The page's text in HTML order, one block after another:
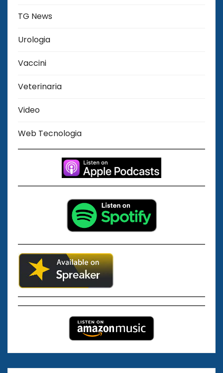
TG News
Urologia
Vaccini
Veterinaria
Video
Web Tecnologia